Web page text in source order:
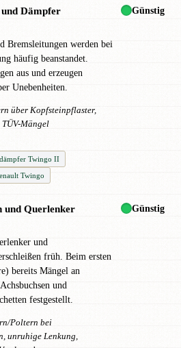
Dämpfer
Bremsleitungen werden bei
häufig beanstandet.
aus und erzeugen
Unebenheiten.
über Kopfsteinpflaster,
TÜV-Mängel
Twingo II
Twingo
Günstig
und Querlenker
und
früh. Beim ersten
bereits Mängel an
und
festgestellt.
Poltern bei
unruhige Lenkung,
Günstig